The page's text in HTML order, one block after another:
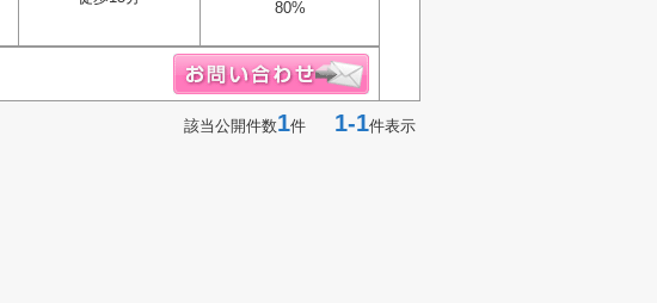
80%
該当公開件数1件 1-1件表示